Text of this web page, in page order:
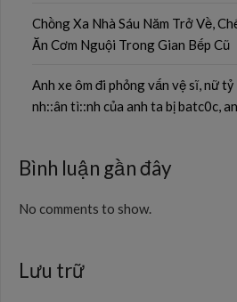
Chồng Xa Nhà Sáu Năm Trở Về,
Ăn Cơm Nguội Trong Gian Bếp Cũ
Anh xe ôm đi phỏng vấn vệ sĩ, nữ
nh::ân tì::nh của anh ta bị batc0c,
Bình luận gần đây
No comments to show.
Lưu trữ